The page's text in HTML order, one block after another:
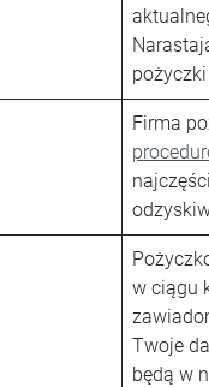
Firma
w ciągu
Twoje
będą w